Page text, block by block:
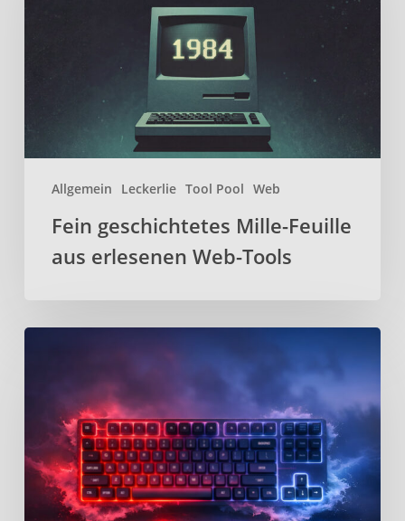
Allgemein Leckerlie Tool Pool Web
Fein geschichtetes Mille-Feuille
aus erlesenen Web-Tools
Source
Keyboard-
Remapper
für
effizienteres